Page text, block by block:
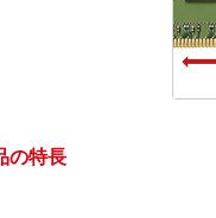
の特長